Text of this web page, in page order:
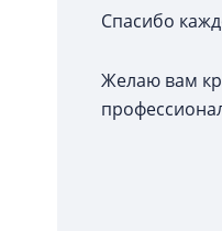
Спасибо
Желаю вам